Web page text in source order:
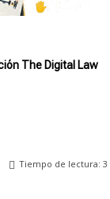
The Digital Law
Tiempo de lectura: 3